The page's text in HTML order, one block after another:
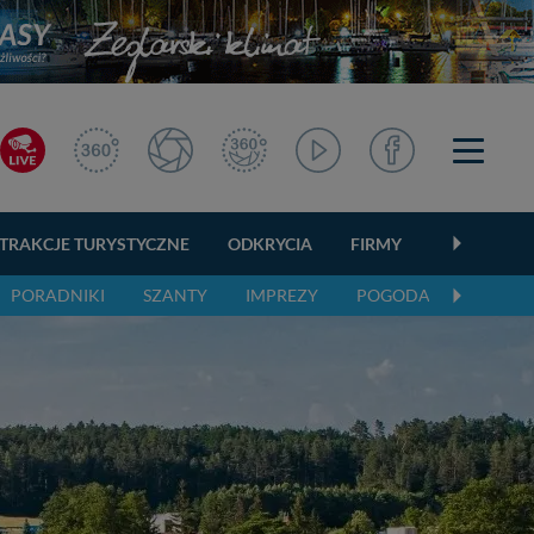
TURYSTYCZNE ODKRYCIA FIRMY
PORADNIKI SZANTY IMPREZY POGODA